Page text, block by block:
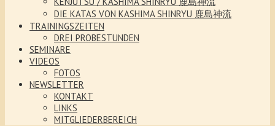
DIE KATAS VON KASHIMA SHINRYU 鹿島神流
TRAININGSZEITEN
DREI PROBESTUNDEN
SEMINARE
VIDEOS
FOTOS
NEWSLETTER
KONTAKT
LINKS
MITGLIEDERBEREICH